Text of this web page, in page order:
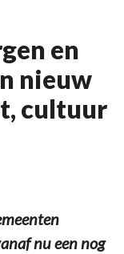
en
nieuw
cultuur
nu een nog